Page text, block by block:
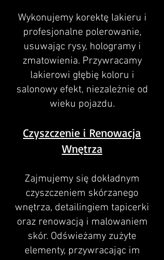
Wykonujemy korektę lakieru i
profesjonalne polerowanie,
usuwając rysy, hologramy i
zmatowienia. Przywracamy
lakierowi głębię koloru i
salonowy efekt, niezależnie od
wieku pojazdu.
Czyszczenie i Renowacja
Wnętrza
Zajmujemy się dokładnym
czyszczeniem skórzanego
wnętrza, detailingiem tapicerki
oraz renowacją i malowaniem
skór. Odświeżamy zużyte
elementy, przywracając im